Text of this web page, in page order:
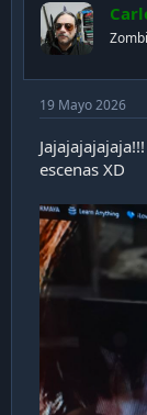
19 Mayo 2026
escenas XD